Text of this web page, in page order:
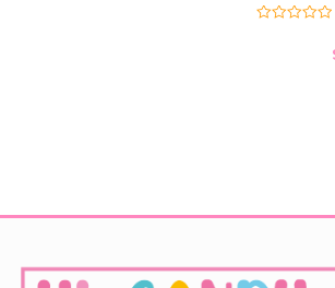
(0)
280.00